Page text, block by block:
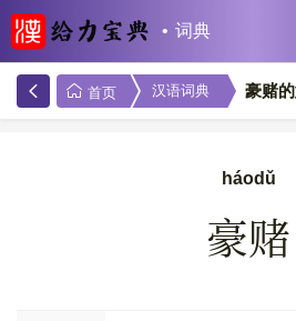
词典
首页 汉语词典 豪赌
háodǔ
豪赌